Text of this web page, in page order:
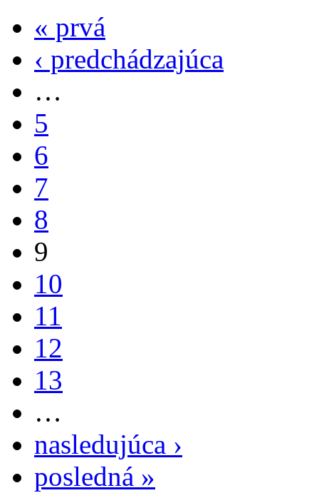
« prvá
‹ predchádzajúca
…
5
6
7
8
9
10
11
12
13
…
nasledujúca ›
posledná »